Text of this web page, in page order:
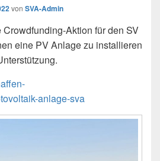
von SVA-Admin
Crowdfunding-Aktion für den SV
eine PV Anlage zu installieren
anlage-sva